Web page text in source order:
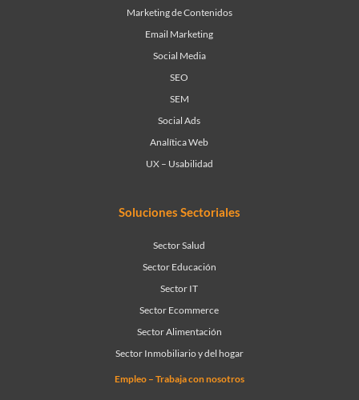
Marketing de Contenidos
Email Marketing
Social Media
SEO
SEM
Social Ads
Analítica Web
UX – Usabilidad
Soluciones Sectoriales
Sector Salud
Sector Educación
Sector IT
Sector Ecommerce
Sector Alimentación
Sector Inmobiliario y del hogar
Empleo – Trabaja con nosotros